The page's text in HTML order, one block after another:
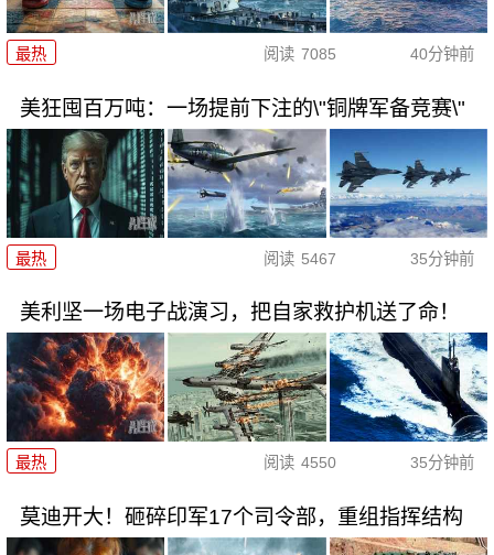
最热 阅读 7085 40分钟前
美狂囤百万吨：一场提前下注的\"铜牌军备竞赛\"
最热 阅读 5467 35分钟前
美利坚一场电子战演习，把自家救护机送了命！
最热 阅读 4550 35分钟前
莫迪开大！砸碎印军17个司令部，重组指挥结构